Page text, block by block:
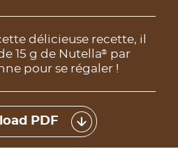
délicieuse recette, il
15 g de Nutella®
par
pour se régaler !
PDF